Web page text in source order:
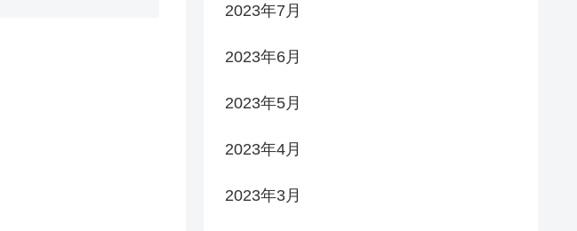
2023年7月
2023年6月
2023年5月
2023年4月
2023年3月